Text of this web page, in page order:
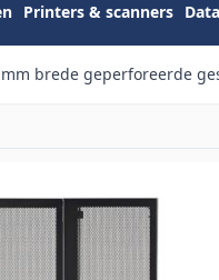
Printers & scanners
mm brede geperforeerde